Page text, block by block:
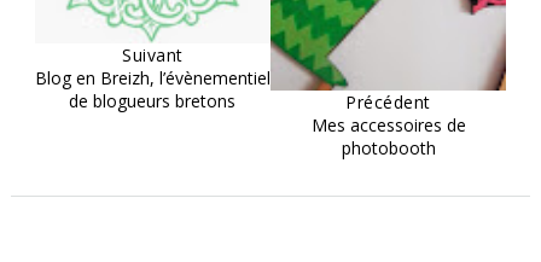
Suivant
Blog en Breizh, l’évènementiel
de blogueurs bretons
Précédent
Mes accessoires de
photobooth